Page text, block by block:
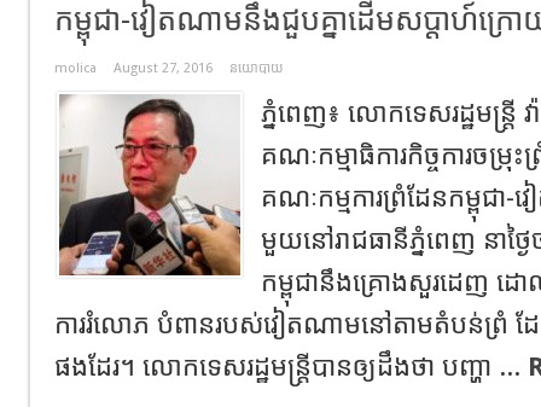
កម្ពុជា-វៀតណាមនឹងជួបគ្នាដើមសប្តាហ៍ក្រោ
molica August 27, 2016 នយោបាយ
ភ្នំពេញ៖ លោកទេសរដ្ឋមន្ត្រី
គណៈកម្មាធិការកិច្ចការចម្រុ
គណៈកម្មការព្រំដែនកម្ពុជា
មួយនៅរាជធានីភ្នំពេញ នាថ្ង
កម្ពុជានឹងគ្រោងសួរដេញ
ការរំលោភ បំពានរបស់វៀតណាមនៅតាមតំបន់ព្រំ
ផងដែរ។ លោកទេសរដ្ឋមន្រ្តីបានឲ្យដឹងថា បញ្ហា ...